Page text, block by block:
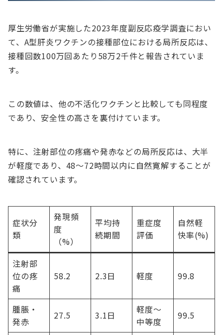
厚生労働省が実施した2023年度副反応疫学調査におい
て、A型肝炎ワクチンの接種部位における局所反応は、
接種回数100万回あたり58万2千件と報告されていま
す。
この数値は、他の不活化ワクチンと比較しても同程度
であり、安全性の高さを裏付けています。
特に、注射部位の疼痛や発赤などの局所反応は、大半
が軽度であり、48～72時間以内に自然寛解することが
確認されています。
症状分
類
発現頻
度
（%）
平均持
続期間
重症度
評価
自然軽
快率(%)
注射部
位の疼
痛
58.2 2.3日 軽度 99.8
腫脹・
発赤
27.5 3.1日
軽度～
中等度
99.5